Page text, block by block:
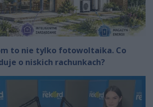
to nie tylko fotowoltaika. Co
o niskich rachunkach?